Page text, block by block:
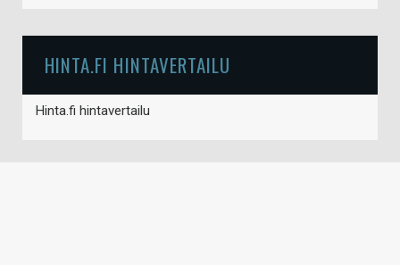
HINTA.FI HINTAVERTAILU
Hinta.fi hintavertailu